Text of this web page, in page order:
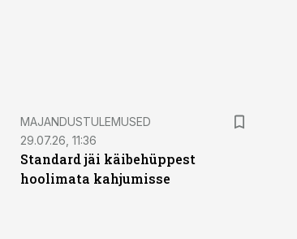
MAJANDUSTULEMUSED
29.07.26, 11:36
Standard jäi käibehüppest
hoolimata kahjumisse